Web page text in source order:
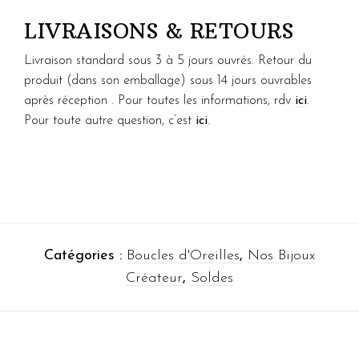
LIVRAISONS & RETOURS
Livraison standard sous 3 à 5 jours ouvrés. Retour du
produit (dans son emballage) sous 14 jours ouvrables
après réception . Pour toutes les informations, rdv ici.
Pour toute autre question, c’est ici.
Catégories : Boucles d'Oreilles, Nos Bijoux
Créateur, Soldes